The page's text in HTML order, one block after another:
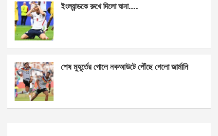
ইংল্যান্ডকে রুখে দিলো ঘানা….
শেষ মুহূর্তের গোলে নকআউটে পৌঁছে গেলো জার্মানি